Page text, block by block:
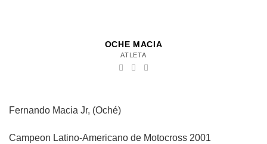
OCHE MACIA
ATLETA
Fernando Macia Jr, (Oché)
Campeon Latino-Americano de Motocross 2001